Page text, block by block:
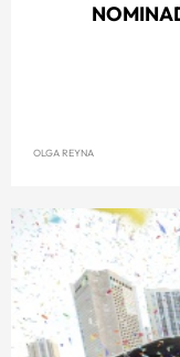
OLGA REYNA